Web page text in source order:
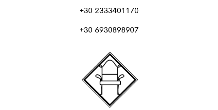
+30 2333401170
+30 6930898907